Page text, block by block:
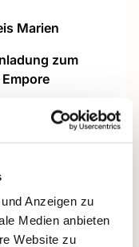
Anzeigen zu
Medien anbieten
Website zu
Marien
zum